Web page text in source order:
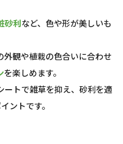
砂利など、色や形が美しいも
観や植栽の色合いに合わせ
を楽しめます。
ートで雑草を抑え、砂利を適
ントです。